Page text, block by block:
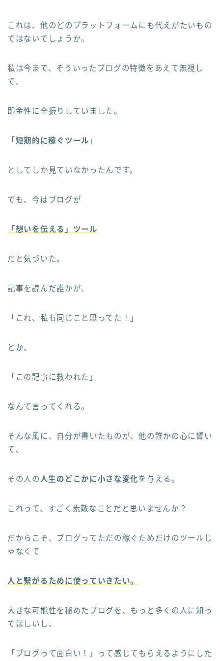
これは、他のどのプラットフォームにも代えがたいもの
ではないでしょうか。
私は今まで、そういったブログの特徴をあえて無視し
て、
即金性に全振りしていました。
「 短期的に稼ぐツール 」
としてしか見ていなかったんです。
でも、今はブログが
「想いを伝える」ツール
だと気づいた。
記事を読んだ誰かが、
「これ、私も同じこと思ってた！」
とか、
「この記事に救われた」
なんて言ってくれる。
そんな風に、自分が書いたものが、他の誰かの心に響い
て、
その人の 人生のどこかに小さな変化を与える。
これって、すごく素敵なことだと思いませんか？
だからこそ、ブログってただの稼ぐためだけのツールじ
ゃなくて
人と繋がるために使っていきたい。
大きな可能性を秘めたブログを、もっと多くの人に知っ
てほしいし、
「ブログって面白い！」って感じてもらえるようにした